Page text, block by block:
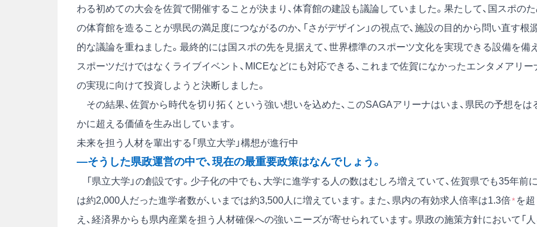
わる初めての大会を佐賀で開催することが決まり、体育館の建設も議論していました。果たして、国スポの
の体育館を造ることが県民の満足度につながるのか、「さがデザイン」の視点で、施設の目的から問い直す根
的な議論を重ねました。最終的には国スポの先を見据えて、世界標準のスポーツ文化を実現できる設備を備え
スポーツだけではなくライブイベント、MICEなどにも対応できる、これまで佐賀になかったエンタメアリー
の実現に向けて投資しようと決断しました。
その結果、佐賀から時代を切り拓くという強い想いを込めた、このSAGAアリーナはいま、県民の予想をは
かに超える価値を生み出しています。
未来を担う人材を輩出する「県立大学」構想が進行中
―そうした県政運営の中で、現在の最重要政策はなんでしょう。
「県立大学」の創設です。少子化の中でも、大学に進学する人の数はむしろ増えていて、佐賀県でも35年前に
は約2,000人だった進学者数が、いまでは約3,500人に増えています。また、県内の有効求人倍率は1.3倍* を超
え、経済界からも県内産業を担う人材確保への強いニーズが寄せられています。県政の施策方針において「